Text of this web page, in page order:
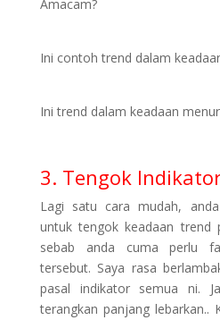
Amacam?
Ini contoh trend dalam
Ini trend dalam keadaan
3. Tengok
Lagi satu cara mudah,
untuk tengok keadaan trend
sebab anda cuma perlu
tersebut. Saya rasa
pasal indikator semua ni.
terangkan panjang lebarkan..